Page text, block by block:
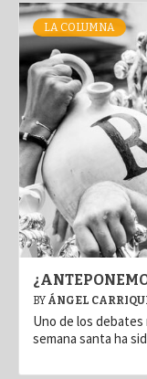
LA COLUMNA
BY ÁNGEL
Uno de los debates
semana santa ha